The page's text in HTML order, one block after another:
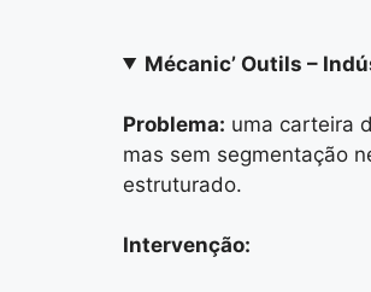
Mécanic’ Outils –
Problema: uma carteira
mas sem segmentação
estruturado.
Intervenção: